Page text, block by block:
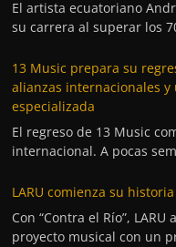
El artista ecuatoriano
su carrera al superar los
13 Music prepara su
alianzas internacionales
especializada
El regreso de 13 Music
internacional. A pocas
LARU comienza su
Con “Contra el Río”,
proyecto musical con un